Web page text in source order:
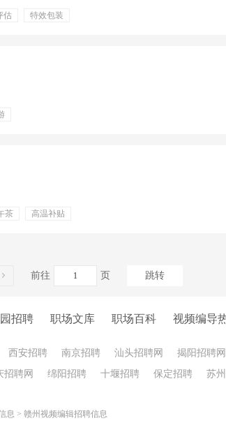
估
特效包装
茶
高温补贴
前往 页 跳转
招聘 职场文库 职场百科 视频编导
西安招聘 南京招聘 汕头招聘网 揭阳招聘网
招聘网 绵阳招聘 十堰招聘 保定招聘 苏
息 > 赣州视频编辑招聘信息